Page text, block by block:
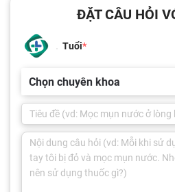
ĐẶT CÂU HỎI
Tuổi
Chọn chuyên khoa